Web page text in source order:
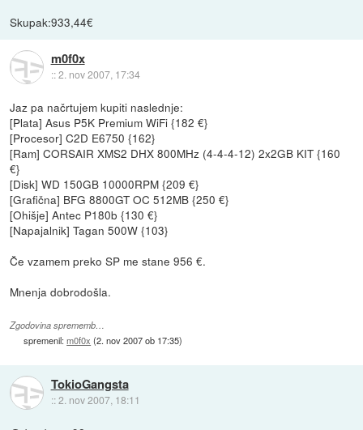
Skupak:933,44€
m0f0x
::2. nov 2007, 17:34
Jaz pa načrtujem kupiti naslednje:
[Plata] Asus P5K Premium WiFi {182 €}
[Procesor] C2D E6750 {162}
[Ram] CORSAIR XMS2 DHX 800MHz (4-4-4-12) 2x2GB KIT {160
€}
[Disk] WD 150GB 10000RPM {209 €}
[Grafična] BFG 8800GT OC 512MB {250 €}
[Ohišje] Antec P180b {130 €}
[Napajalnik] Tagan 500W {103}
Če vzamem preko SP me stane 956 €.
Mnenja dobrodošla.
Zgodovina sprememb…
spremenil:m0f0x (2. nov 2007 ob 17:35)
TokioGangsta
::2. nov 2007, 18:11